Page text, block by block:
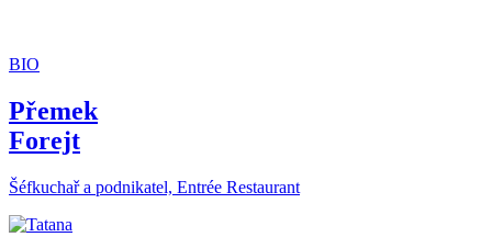
BIO
Přemek
Forejt
Šéfkuchař a podnikatel, Entrée Restaurant